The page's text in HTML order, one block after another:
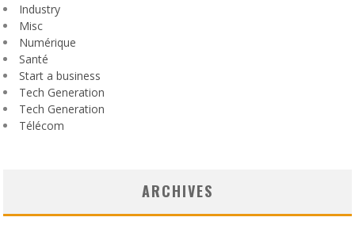
Industry
Misc
Numérique
Santé
Start a business
Tech Generation
Tech Generation
Télécom
ARCHIVES